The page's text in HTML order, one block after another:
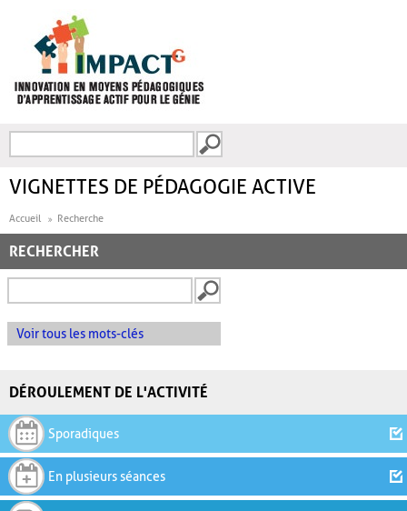
FORMULAIRE DE
VIGNETTES DE PÉDAGOGIE ACTIVE
Accueil Recherche
RECHERCHER
Voir tous les mots-clés
DÉROULEMENT DE L'ACTIVITÉ
Sporadiques
En plusieurs séances